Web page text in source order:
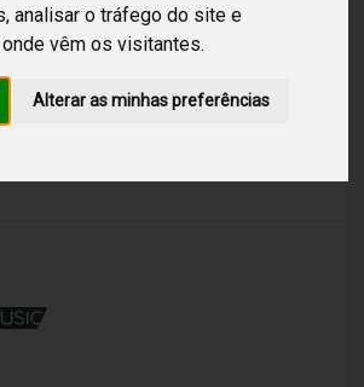
analisar o tráfego do site e
vêm os visitantes.
Alterar as minhas preferências
Chill Pop
construído com Chill out internacional,
instrumentais sem voz, com ritmo